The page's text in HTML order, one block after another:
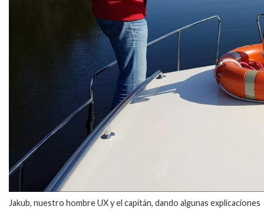
Jakub, nuestro hombre UX y el capitán, dando algunas explicaciones